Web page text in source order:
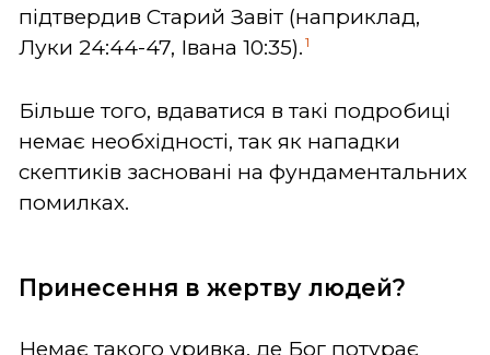
підтвердив Старий Завіт (наприклад,
Луки 24:44-47, Івана 10:35). 1
Більше того, вдаватися в такі подробиці
немає необхідності, так як нападки
скептиків засновані на фундаментальних
помилках.
Принесення в жертву людей?
Немає такого уривка, де Бог потурає